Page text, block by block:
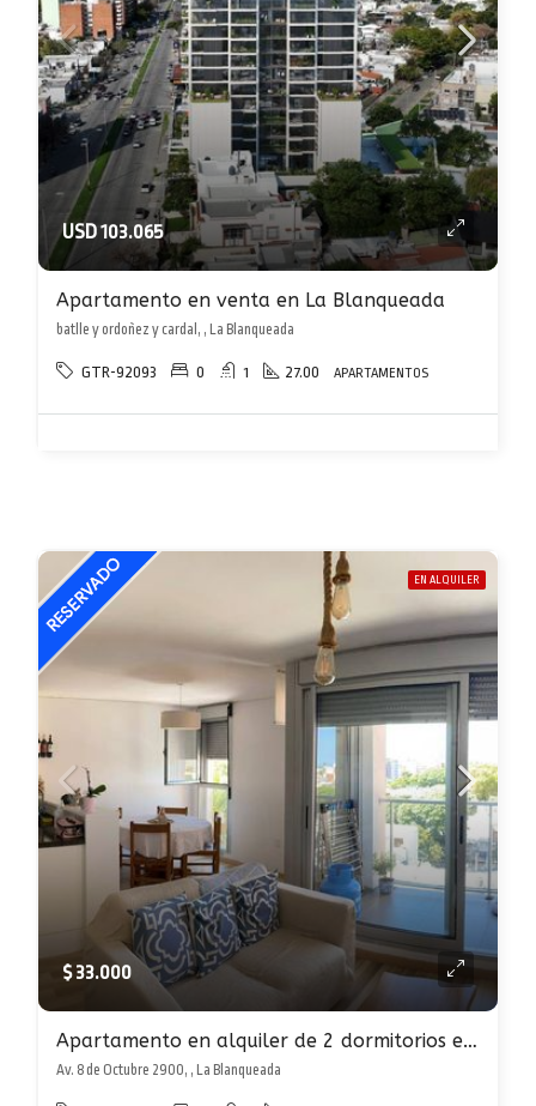
USD 103.065
Apartamento en venta en La Blanqueada
batlle y ordoñez y cardal, , La Blanqueada
GTR-92093 0 1 27.00 APARTAMENTOS
EN ALQUILER
$ 33.000
Apartamento en alquiler de 2 dormitorios en La Blanqueada
Av. 8 de Octubre 2900, , La Blanqueada